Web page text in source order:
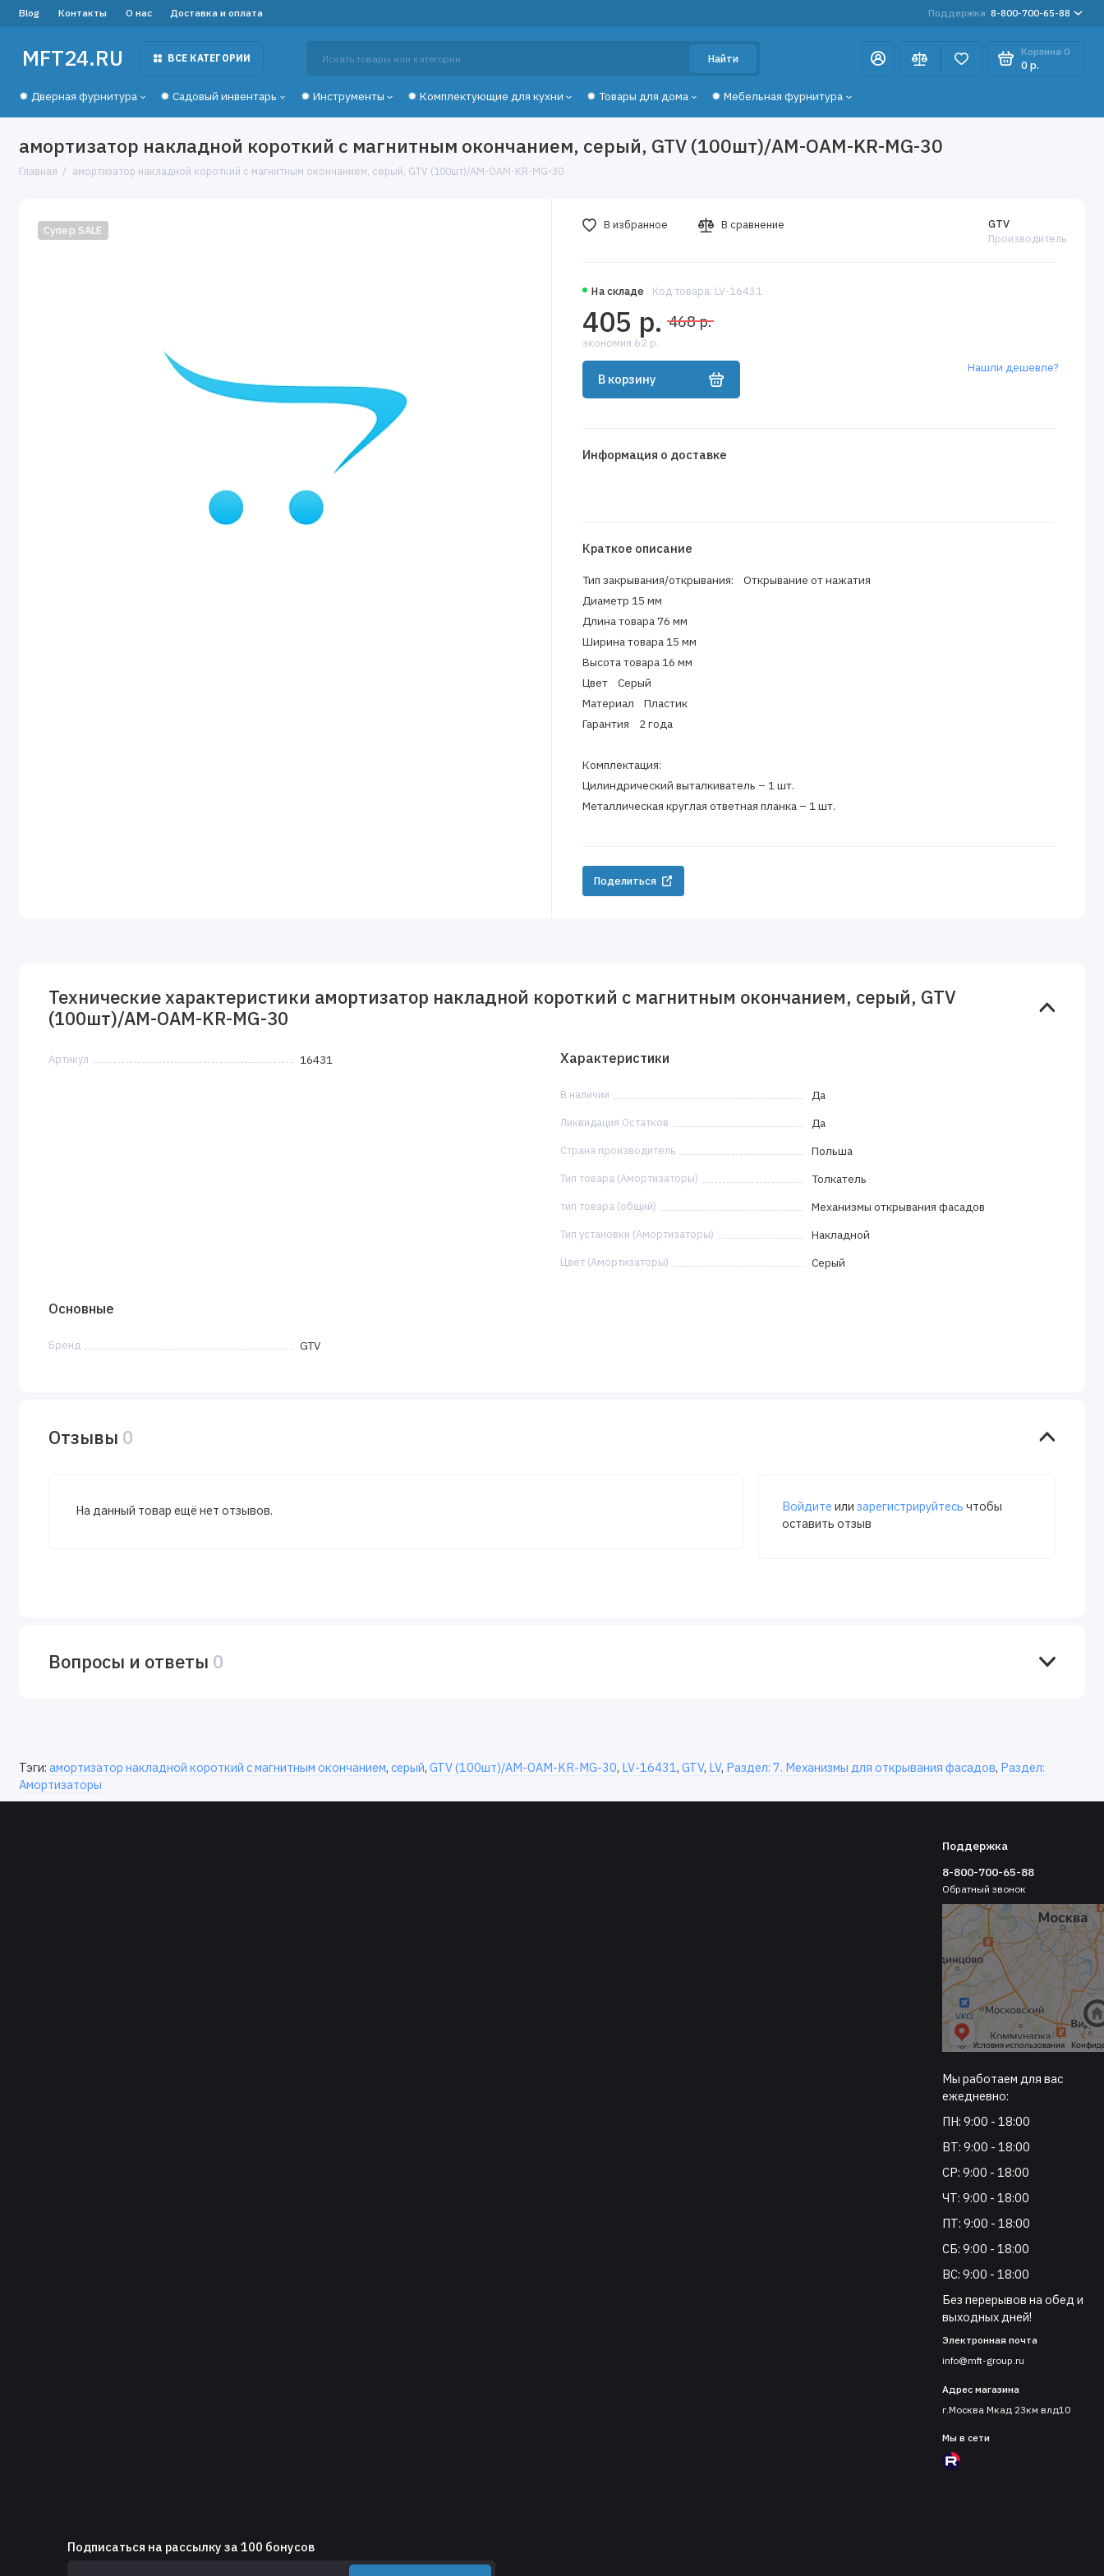
Blog Контакты О нас Доставка и оплата Поддержка 8-800-700-65-88
MFT24.RU ВСЕ КАТЕГОРИИ Найти
Корзина 0
0 р.
✹ Дверная фурнитура ✹ Садовый инвентарь ✹ Инструменты ✹ Комплектующие для кухни ✹ Товары для дома ✹ Мебельная фурнитура
амортизатор накладной короткий с магнитным окончанием, серый, GTV (100шт)/AM-OAM-KR-MG-30
Главная амортизатор накладной короткий с магнитным окончанием, серый, GTV (100шт)/AM-OAM-KR-MG-30
Супер SALE
На складе Код товара: LV-16431
GTV
Производитель
405 р. 468 р.
экономия 62 р.
В корзину
Нашли дешевле?
В избранное В сравнение
Информация о доставке
Краткое описание
Тип закрывания/открывания: Открывание от нажатия
Диаметр 15 мм
Длина товара 76 мм
Ширина товара 15 мм
Высота товара 16 мм
Цвет Серый
Материал Пластик
Гарантия 2 года
Комплектация:
Цилиндрический выталкиватель – 1 шт.
Металлическая круглая ответная планка – 1 шт.
Поделиться
Технические характеристики амортизатор накладной короткий с магнитным окончанием, серый, GTV
(100шт)/AM-OAM-KR-MG-30
Артикул 16431 Характеристики
В наличии Да
Ликвидация Остатков Да
Страна производитель Польша
Тип товара (Амортизаторы) Толкатель
тип товара (общий) Механизмы открывания фасадов
Тип установки (Амортизаторы) Накладной
Цвет (Амортизаторы) Серый
Основные
Бренд GTV
Отзывы 0
На данный товар ещё нет отзывов. Войдите или зарегистрируйтесь чтобы
оставить отзыв
Вопросы и ответы 0
Тэги: амортизатор накладной короткий с магнитным окончанием, серый, GTV (100шт)/AM-OAM-KR-MG-30, LV-16431, GTV, LV, Раздел: 7. Механизмы для открывания фасадов, Раздел:
Амортизаторы
Поддержка
8-800-700-65-88
Обратный звонок
Мы работаем для вас
ежедневно:
ПН: 9:00 - 18:00
ВТ: 9:00 - 18:00
СР: 9:00 - 18:00
ЧТ: 9:00 - 18:00
ПТ: 9:00 - 18:00
СБ: 9:00 - 18:00
ВС: 9:00 - 18:00
Без перерывов на обед и
выходных дней!
Электронная почта
info@mft-group.ru
Адрес магазина
г.Москва Мкад 23км влд10
Мы в сети
Подписаться на рассылку за 100 бонусов